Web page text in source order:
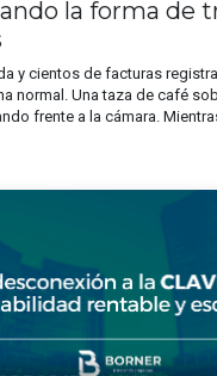
la forma de
y cientos de facturas
normal. Una taza de café
frente a la cámara.